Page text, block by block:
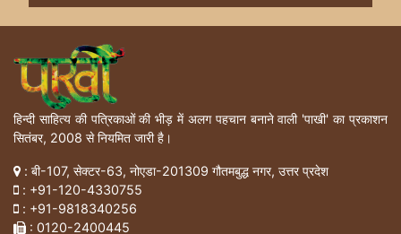
हिन्दी साहित्य की पत्रिकाओं की भीड़ में अलग पहचान बनाने वाली 'पाखी' का प्रकाशन
सितंबर, 2008 से नियमित जारी है।
: बी-107, सेक्टर-63, नोएडा-201309 गौतमबुद्ध नगर, उत्तर प्रदेश
: +91-120-4330755
: +91-9818340256
: 0120-2400445